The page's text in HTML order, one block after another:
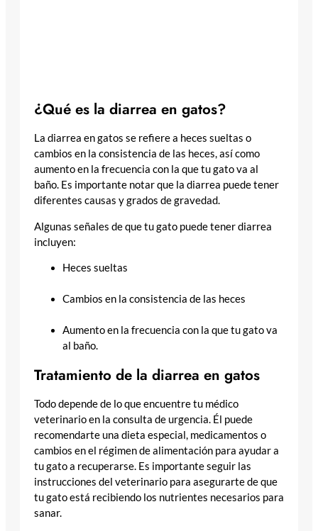
¿Qué es la diarrea en gatos?
La diarrea en gatos se refiere a heces sueltas o
cambios en la consistencia de las heces, así como
aumento en la frecuencia con la que tu gato va al
baño. Es importante notar que la diarrea puede tener
diferentes causas y grados de gravedad.
Algunas señales de que tu gato puede tener diarrea
incluyen:
Heces sueltas
Cambios en la consistencia de las heces
Aumento en la frecuencia con la que tu gato va
al baño.
Tratamiento de la diarrea en gatos
Todo depende de lo que encuentre tu médico
veterinario en la consulta de urgencia. Él puede
recomendarte una dieta especial, medicamentos o
cambios en el régimen de alimentación para ayudar a
tu gato a recuperarse. Es importante seguir las
instrucciones del veterinario para asegurarte de que
tu gato está recibiendo los nutrientes necesarios para
sanar.